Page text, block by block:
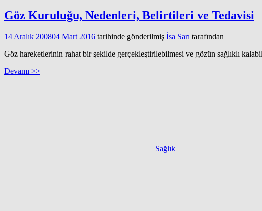
Göz Kuruluğu, Nedenleri, Belirtileri ve Tedavisi
14 Aralık 200804 Mart 2016 tarihinde gönderilmiş İsa Sarı tarafından
Göz hareketlerinin rahat bir şekilde gerçekleştirilebilmesi ve gözün sağlıklı
Devamı >>
Sağlık